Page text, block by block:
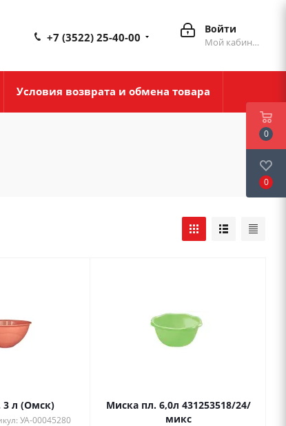
Войти
Мой кабинет
+7 (3522) 25-40-00
Условия возврата и обмена товара
3 л (Омск)
УА-00045280
Миска пл. 6,0л 431253518/24/
микс
0
0